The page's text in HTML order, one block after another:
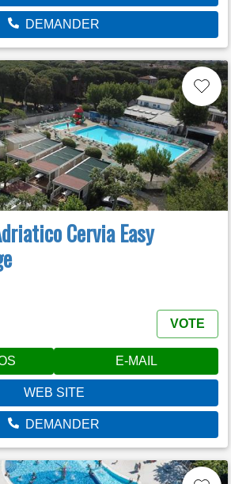
DEMANDER
Cervia Easy
VOTE
E-MAIL
WEB SITE
DEMANDER